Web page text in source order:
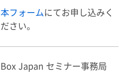
本フォームにてお申し込みく
ださい。
Box Japan セミナー事務局